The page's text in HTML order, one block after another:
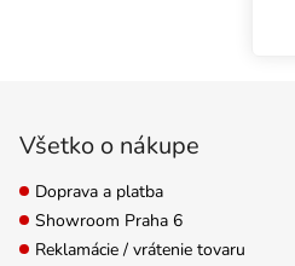
Všetko o nákupe
Doprava a platba
Showroom Praha 6
Reklamácie / vrátenie tovaru